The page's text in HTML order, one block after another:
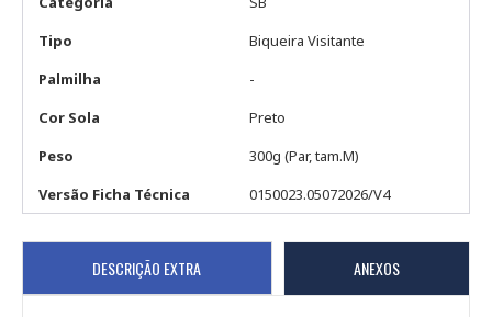
Tipo
Biqueira Visitante
Palmilha
-
Cor Sola
Preto
Peso
300g (Par, tam.M)
Versão Ficha Técnica
0150023.05072026/V4
DESCRIÇÃO EXTRA ANEXOS